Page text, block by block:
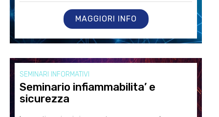
MAGGIORI INFO
SEMINARI INFORMATIVI
Seminario infiammabilita’ e
sicurezza